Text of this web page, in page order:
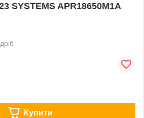
SYSTEMS APR18650M1A
Купити